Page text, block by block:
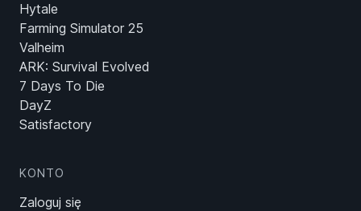
Hytale
Farming Simulator 25
Valheim
ARK: Survival Evolved
7 Days To Die
DayZ
Satisfactory
KONTO
Zaloguj się